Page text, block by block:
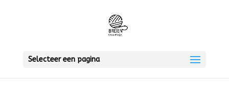
Selecteer een pagina